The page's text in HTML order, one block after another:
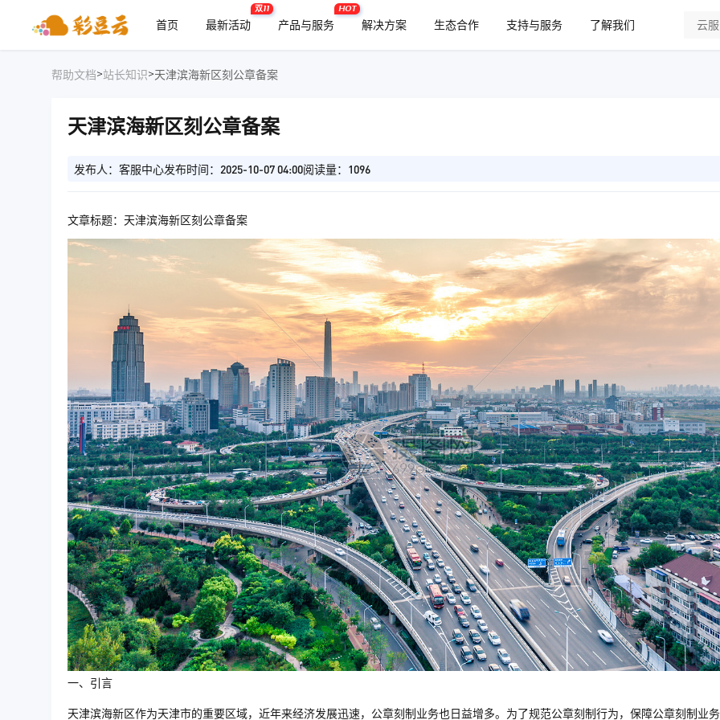
首页 最新活动
双11
产品与服务
HOT
解决方案 生态合作 支持与服务 了解我们
帮助文档>站长知识>天津滨海新区刻公章备案
天津滨海新区刻公章备案
发布人：客服中心发布时间：2025-10-07 04:00阅读量：1096
文章标题：天津滨海新区刻公章备案
一、引言
天津滨海新区作为天津市的重要区域，近年来经济发展迅速，公章刻制业务也日益增多。为了规范公章刻制行为，保障公章刻制业